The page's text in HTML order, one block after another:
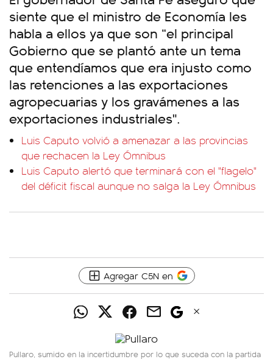
siente que el ministro de Economía les
habla a ellos ya que son “el principal
Gobierno que se plantó ante un tema
que entendíamos que era injusto como
las retenciones a las exportaciones
agropecuarias y los gravámenes a las
exportaciones industriales".
Luis Caputo volvió a amenazar a las provincias
que rechacen la Ley Ómnibus
Luis Caputo alertó que terminará con el "flagelo"
del déficit fiscal aunque no salga la Ley Ómnibus
Agregar C5N en
Pullaro, sumido en la incertidumbre por lo que suceda con la partida